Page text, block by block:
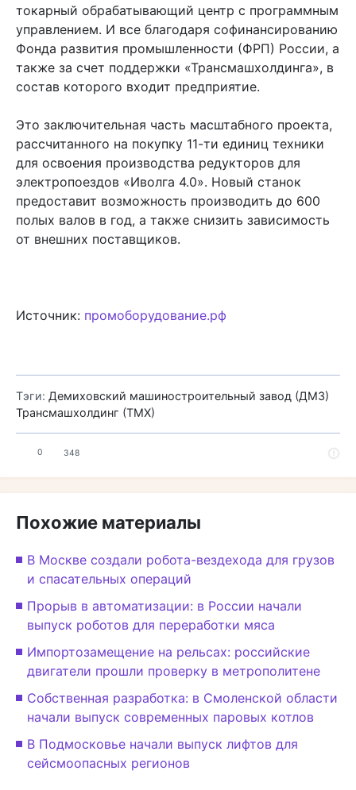
токарный обрабатывающий центр с программным
управлением. И все благодаря софинансированию
Фонда развития промышленности (ФРП) России, а
также за счет поддержки «Трансмашхолдинга», в
состав которого входит предприятие.
Это заключительная часть масштабного проекта,
рассчитанного на покупку 11-ти единиц техники
для освоения производства редукторов для
электропоездов «Иволга 4.0». Новый станок
предоставит возможность производить до 600
полых валов в год, а также снизить зависимость
от внешних поставщиков.
Источник: промоборудование.рф
Тэги: Демиховский машиностроительный завод (ДМЗ)
Трансмашхолдинг (ТМХ)
0 348
Похожие материалы
В Москве создали робота-вездехода для грузов
и спасательных операций
Прорыв в автоматизации: в России начали
выпуск роботов для переработки мяса
Импортозамещение на рельсах: российские
двигатели прошли проверку в метрополитене
Собственная разработка: в Смоленской области
начали выпуск современных паровых котлов
В Подмосковье начали выпуск лифтов для
сейсмоопасных регионов